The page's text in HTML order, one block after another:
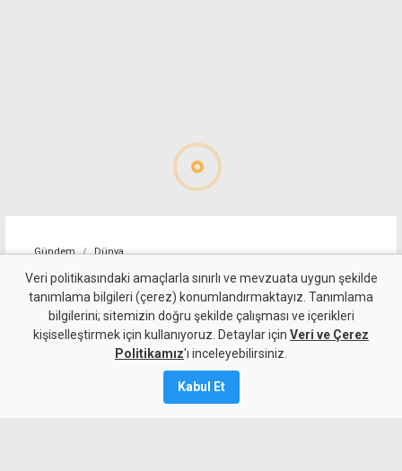
Gündem Dünya
ABD, İran'a yönelik bazı
yaptırımları kaldırdı
Veri politikasındaki amaçlarla sınırlı ve mevzuata uygun şekilde
tanımlama bilgileri (çerez) konumlandırmaktayız. Tanımlama
bilgilerini; sitemizin doğru şekilde çalışması ve içerikleri
kişiselleştirmek için kullanıyoruz. Detaylar için Veri ve Çerez
Politikamız'ı inceleyebilirsiniz.
Kabul Et